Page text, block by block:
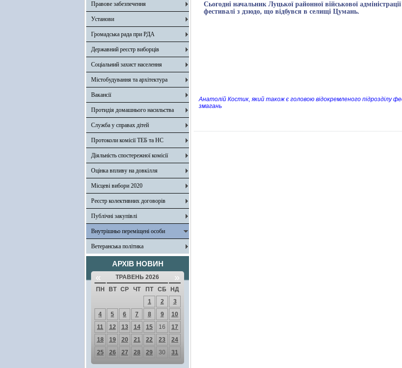
Правове забезпечення
Установи
Громадська рада при РДА
Державний реєстр виборців
Соціальний захист населення
Містобудування та архітектура
Вакансії
Протидія домашнього насильства
Служба у справах дітей
Протоколи комісії ТЕБ та НС
Діяльність спостережної комісії
Оцінка впливу на довкілля
Місцеві вибори 2020
Реєстр колективних договорів
Публічні закупівлі
Внутрішньо переміщені особи
Ветеранська політика
АРХІВ НОВИН
« ТРАВЕНЬ 2026 »
ПН ВТ СР ЧТ ПТ СБ
НД
1
2
3
4
5 6 7 8 9
10
11
12 13 14 15 16
17
18
19 20 21 22 23
24
25
26 27 28 29 30 31
Сьогодні начальник Луцької районної військової
фестивалі з дзюдо, що відбувся в селищі Цумань.
Анатолій Костик, який також є головою відокремленого підрозділу
змагань